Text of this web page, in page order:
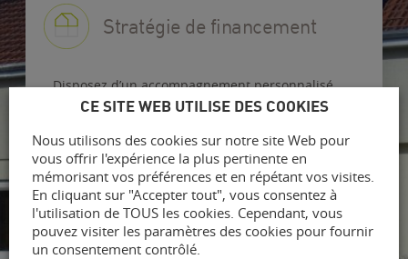
Stratégie de financement
Disposez d’un accompagnement personnalisé
pour élaborer la meilleure stratégie de
En savoir +
CE SITE WEB UTILISE DES COOKIES
Nous utilisons des cookies sur notre site Web pour
vous offrir l'expérience la plus pertinente en
mémorisant vos préférences et en répétant vos visites.
En cliquant sur "Accepter tout", vous consentez à
l'utilisation de TOUS les cookies. Cependant, vous
pouvez visiter les paramètres des cookies pour fournir
un consentement contrôlé.